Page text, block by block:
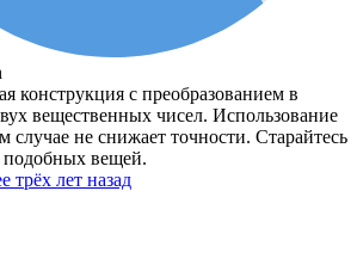
конструкция с преобразованием в
вещественных чисел. Использование
случае не снижает точности. Старайтесь
подобных вещей.
трёх лет назад